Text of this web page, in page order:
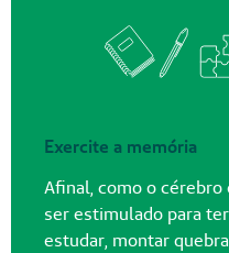
Exercite a memória
Afinal, como o
ser estimulado para
estudar, montar